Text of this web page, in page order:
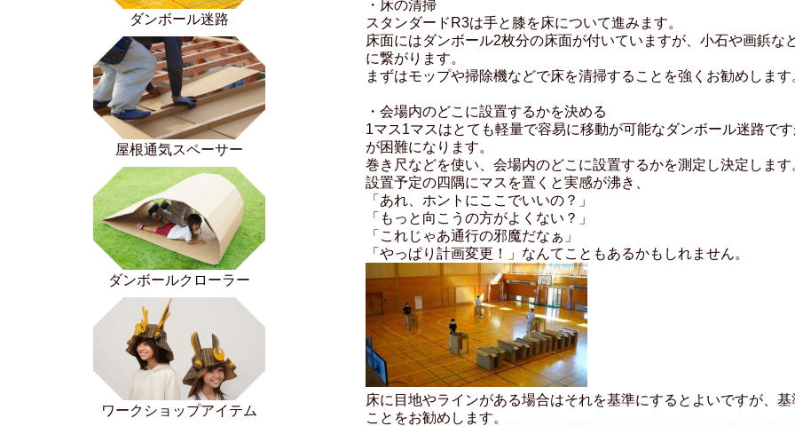
・床の清掃
スタンダードR3は手と膝を床について進みます。
床面にはダンボール2枚分の床面が付いていますが、小石や画鋲
に繋がります。
まずはモップや掃除機などで床を清掃することを強くお勧めします
・会場内のどこに設置するかを決める
1マス1マスはとても軽量で容易に移動が可能なダンボール迷路で
が困難になります。
巻き尺などを使い、会場内のどこに設置するかを測定し決定します
設置予定の四隅にマスを置くと実感が沸き、
「あれ、ホントにここでいいの？」
「もっと向こうの方がよくない？」
「これじゃあ通行の邪魔だなぁ」
「やっぱり計画変更！」なんてこともあるかもしれません。
床に目地やラインがある場合はそれを基準にするとよいですが、
ことをお勧めします。
ダンボール迷路
屋根通気スペーサー
ダンボールクローラー
ワークショップアイテム